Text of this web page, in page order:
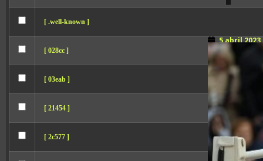
[ .well-known ]
[ 028cc ]
[ 03eab ]
[ 21454 ]
[ 2c577 ]
5 abril 2023